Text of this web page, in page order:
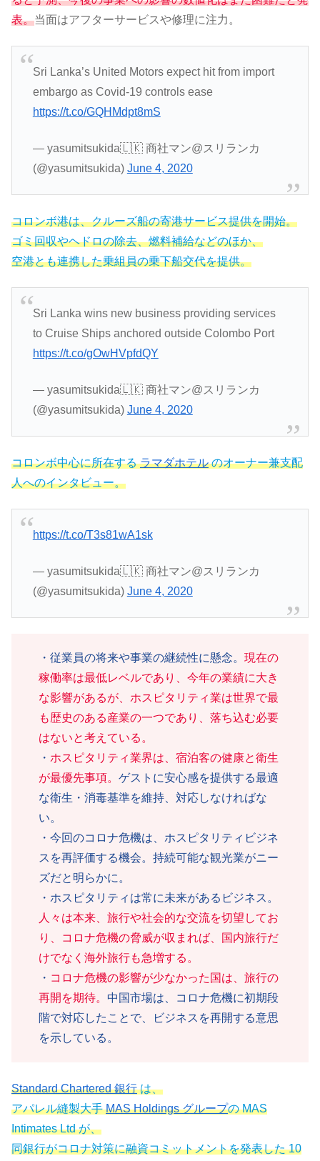
表。当面はアフターサービスや修理に注力。
Sri Lanka’s United Motors expect hit from import
embargo as Covid-19 controls ease
https://t.co/GQHMdpt8mS
— yasumitsukida🇱🇰 商社マン@スリランカ
(@yasumitsukida) June 4, 2020
コロンボ港は、クルーズ船の寄港サービス提供を開始。
ゴミ回収やヘドロの除去、燃料補給などのほか、
空港とも連携した乗組員の乗下船交代を提供。
Sri Lanka wins new business providing services
to Cruise Ships anchored outside Colombo Port
https://t.co/gOwHVpfdQY
— yasumitsukida🇱🇰 商社マン@スリランカ
(@yasumitsukida) June 4, 2020
コロンボ中心に所在するラマダホテルのオーナー兼支配
人へのインタビュー。
https://t.co/T3s81wA1sk
— yasumitsukida🇱🇰 商社マン@スリランカ
(@yasumitsukida) June 4, 2020
・従業員の将来や事業の継続性に懸念。 現在の
稼働率は最低レベルであり、今年の業績に大き
な影響があるが、ホスピタリティ業は世界で最
も歴史のある産業の一つであり、落ち込む必要
はないと考えている。
・ ホスピタリティ業界は、宿泊客の健康と衛生
が最優先事項。 ゲストに安心感を提供する最適
な衛生・消毒基準を維持、対応しなければな
い。
・今回のコロナ危機は、ホスピタリティビジネ
スを再評価する機会。持続可能な観光業がニー
ズだと明らかに。
・ホスピタリティは常に未来があるビジネス。
人々は本来、旅行や社会的な交流を切望してお
り、コロナ危機の脅威が収まれば、国内旅行だ
けでなく海外旅行も急増する。
・ コロナ危機の影響が少なかった国は、旅行の
再開を期待。 中国市場は、コロナ危機に初期段
階で対応したことで、ビジネスを再開する意思
を示している。
Standard Chartered 銀行は、
アパレル縫製大手MAS Holdings グループの MAS
Intimates Ltd が、
同銀行がコロナ対策に融資コミットメントを発表した 10